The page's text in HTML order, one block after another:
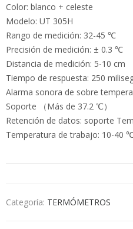
Color: blanco + celeste
Modelo: UT 305H
Rango de medición: 32-45 ℃
Precisión de medición: ± 0.3 ℃
Distancia de medición: 5-10 cm
Tiempo de respuesta: 250
Alarma sonora de sobre
Soporte （Más de 37.2 ℃）
Retención de datos: soporte
Temperatura de trabajo: 10-40
Categoría: TERMÓMETROS